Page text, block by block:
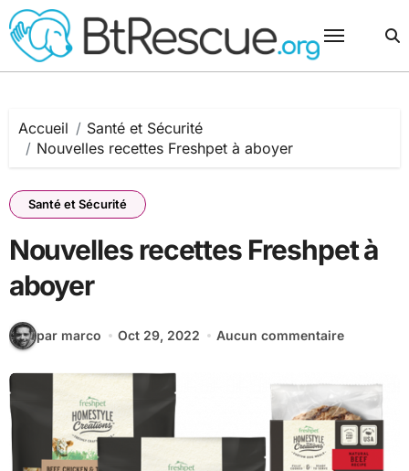
Passer
au
contenu
Accueil
Santé et Sécurité
Nouvelles recettes Freshpet à aboyer
Santé et Sécurité
Nouvelles recettes Freshpet à
aboyer
par marco Oct 29, 2022 Aucun commentaire